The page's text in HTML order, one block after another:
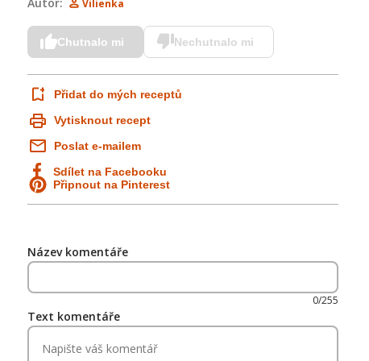
Vilienka
Chutnalo mi Nechutnalo mi
Přidat do mých receptů
Vytisknout recept
Poslat e-mailem
Sdílet na Facebooku
Připnout na Pinterest
Název komentáře
0/255
Text komentáře